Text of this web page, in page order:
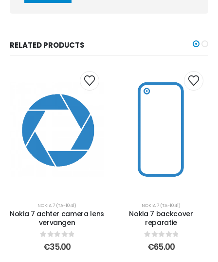
RELATED PRODUCTS
NOKIA 7 (TA-1041)
Nokia 7 achter camera lens
vervangen
out of 5
€35.00
NOKIA 7 (TA-1041)
Nokia 7 backcover
reparatie
out of 5
€65.00